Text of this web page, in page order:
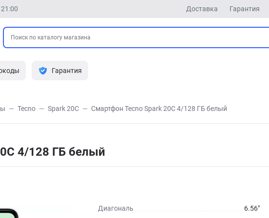
Доставка Гарантия
Гарантия
Tecno Spark 20C Смартфон Tecno Spark 20C 4/128 ГБ белый
4/128 ГБ белый
Диагональ 6.56"